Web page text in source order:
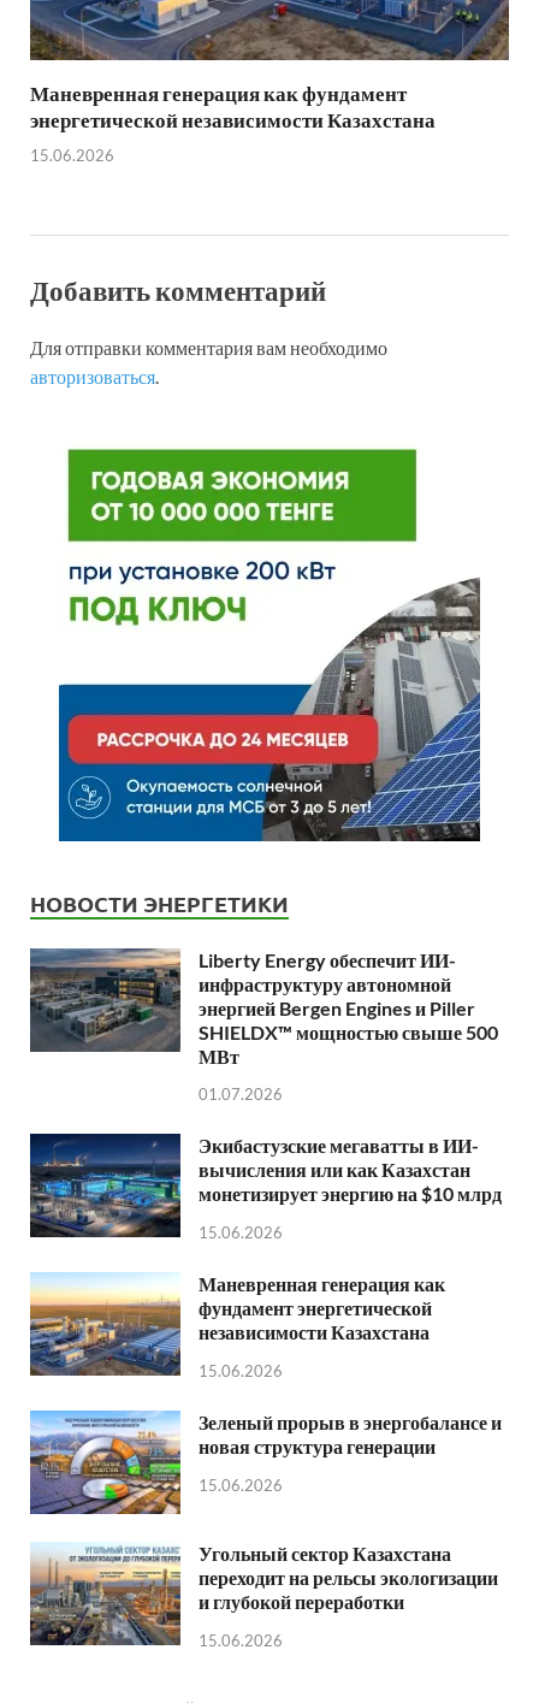
Маневренная генерация как фундамент
энергетической независимости Казахстана
15.06.2026
Добавить комментарий
Для отправки комментария вам необходимо
авторизоваться
НОВОСТИ ЭНЕРГЕТИКИ
Liberty Energy обеспечит ИИ-
инфраструктуру автономной
энергией Bergen Engines и Piller
SHIELDX™ мощностью свыше 500
МВт
01.07.2026
Экибастузские мегаватты в ИИ-
вычисления или как Казахстан
монетизирует энергию на $10 млрд
15.06.2026
Маневренная генерация как
фундамент энергетической
независимости Казахстана
15.06.2026
Зеленый прорыв в энергобалансе и
новая структура генерации
15.06.2026
Угольный сектор Казахстана
переходит на рельсы экологизации
и глубокой переработки
15.06.2026